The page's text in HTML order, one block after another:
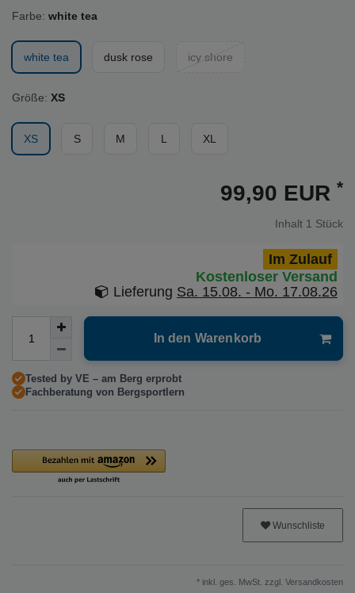
Farbe: white tea
white tea dusk rose icy shore
Größe: XS
XS S M L XL
99,90 EUR *
Inhalt 1 Stück
Im Zulauf
Kostenloser Versand
Lieferung Sa. 15.08. - Mo. 17.08.26
In den Warenkorb
Tested by VE – am Berg erprobt
Fachberatung von Bergsportlern
Wunschliste
* inkl. ges. MwSt. zzgl. Versandkosten